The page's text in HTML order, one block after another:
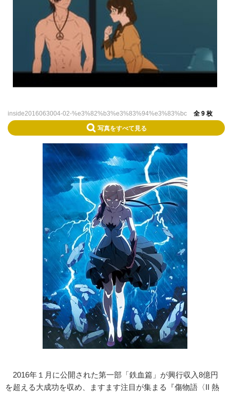
inside2016063004-02-%e3%82%b3%e3%83%94%e3%83%bc 全 9 枚
写真をすべて見る
2016年１月に公開された第一部「鉄血篇」が興行収入8億円
を超える大成功を収め、ますます注目が集まる『傷物語〈II 熱